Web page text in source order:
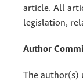
article. All
legislation,
Author
The author(s)